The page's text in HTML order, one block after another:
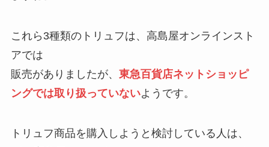
これら3種類のトリュフは、高島屋オンラインスト
アでは
販売がありましたが、 東急百貨店ネットショッピ
ングでは取り扱っていないようです。
トリュフ商品を購入しようと検討している人は、